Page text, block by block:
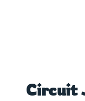
Circuit